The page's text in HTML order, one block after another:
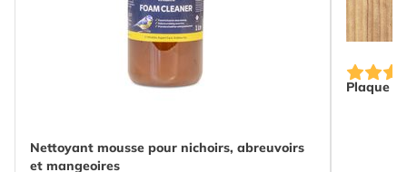
Nettoyant mousse pour nichoirs, abreuvoirs
et mangeoires
Plaque